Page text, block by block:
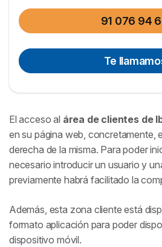
Iberdrola
Resolver una avería de
91 076 94
Te
El acceso al área de clientes de
en su página web, concretamente,
derecha de la misma. Para poder
necesario introducir un usuario y
previamente habrá facilitado la
Además, esta zona cliente está
formato aplicación para poder
dispositivo móvil.